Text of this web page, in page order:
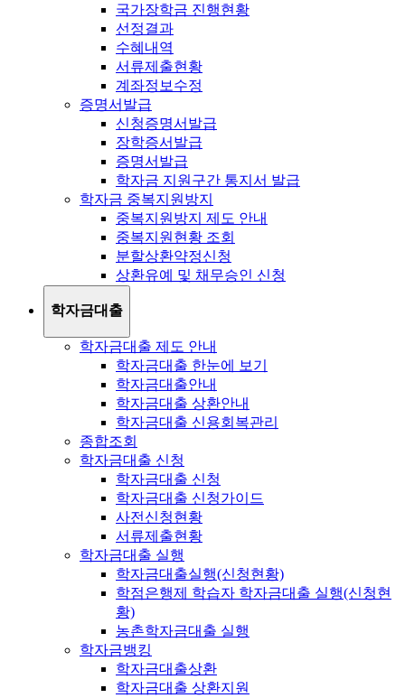
국가장학금 진행현황
선정결과
수혜내역
서류제출현황
계좌정보수정
증명서발급
신청증명서발급
장학증서발급
증명서발급
학자금 지원구간 통지서 발급
학자금 중복지원방지
중복지원방지 제도 안내
중복지원현황 조회
분할상환약정신청
상환유예 및 채무승인 신청
학자금대출
학자금대출 제도 안내
학자금대출 한눈에 보기
학자금대출안내
학자금대출 상환안내
학자금대출 신용회복관리
종합조회
학자금대출 신청
학자금대출 신청
학자금대출 신청가이드
사전신청현황
서류제출현황
학자금대출 실행
학자금대출실행(신청현황)
학점은행제 학습자 학자금대출 실행(신청현
황)
농촌학자금대출 실행
학자금뱅킹
학자금대출상환
학자금대출 상환지원